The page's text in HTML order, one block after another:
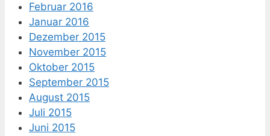
Februar 2016
Januar 2016
Dezember 2015
November 2015
Oktober 2015
September 2015
August 2015
Juli 2015
Juni 2015